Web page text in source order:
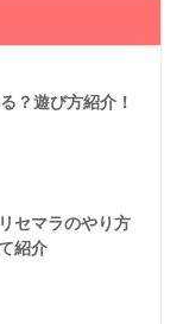
？遊び方紹介！
セマラのやり方
紹介